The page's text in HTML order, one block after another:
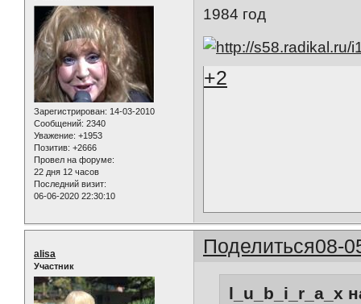
Зарегистрирован: 14-03-2010
Сообщений: 2340
Уважение: +1953
Позитив: +2666
Провел на форуме:
22 дня 12 часов
Последний визит:
06-06-2020 22:30:10
1984 год
+2
Поделиться08-
alisa
Участник
l_u_b_i_r_a_x